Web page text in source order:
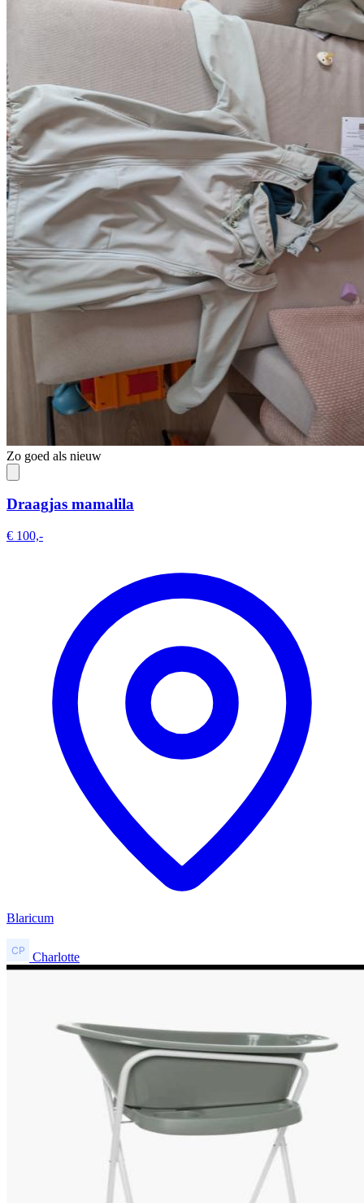
Zo goed als nieuw
Draagjas mamalila
€ 100,-
Blaricum
Charlotte